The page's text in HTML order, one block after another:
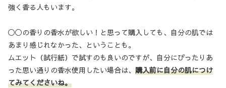
強く香る人もいます。
◯◯の香りの香水が欲しい！と思って購入しても、自分の肌では
あまり感じれなかった、ということも。
ムエット（試行紙）で試すのも良いのですが、自分にぴったりあ
った思い通りの香水使用したい場合は、 購入前に自分の肌につけ
てみてくださいね。